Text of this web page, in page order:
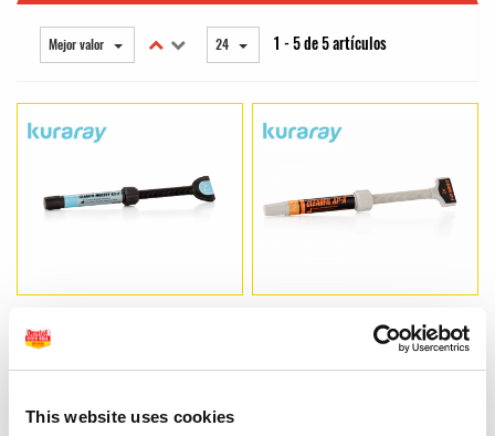
This website uses cookies
Mejor valor 24 1 - 5 de 5 artículos
Clearfil Majesty ES2
Desde 44,90 €
VER MÁS
Clearfil AP-X
Desde 41,05 €